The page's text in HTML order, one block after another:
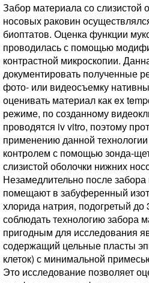
Забор материала со слизистой
носовых раковин
биоптатов. Оценка функции
проводилась с помощью
контрастной микроскопии.
документировать полученные
фото- или видеосъемку
оценивать материал как ex
режиме, по созданному
проводятся iv vitro, поэтому
применению данной
контролем с помощью зонда-
слизистой оболочки нижних
Незамедлительно после
помещают в забуференный
хлорида натрия, подогретый
соблюдать технологию забора
пригодным для исследования
содержащий цельные пласты
клеток) с минимальной
Это исследование позволяет